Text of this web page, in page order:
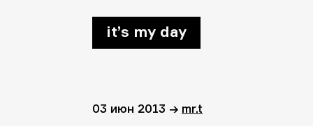
it’s my day
03 июн 2013 → mr.t